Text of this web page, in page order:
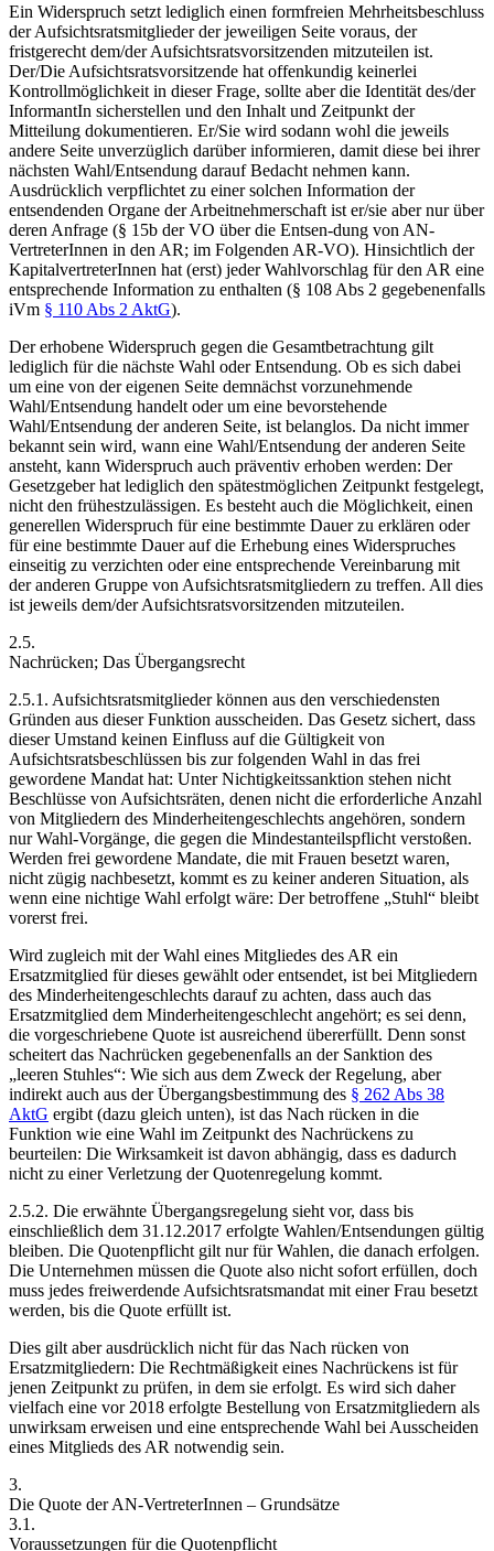
Ein Widerspruch setzt lediglich einen formfreien Mehrheitsbeschluss
der Aufsichtsratsmitglieder der jeweiligen Seite voraus, der
fristgerecht dem/der Aufsichtsratsvorsitzenden mitzuteilen ist.
Der/Die Aufsichtsratsvorsitzende hat offenkundig keinerlei
Kontrollmöglichkeit in dieser Frage, sollte aber die Identität des/der
InformantIn sicherstellen und den Inhalt und Zeitpunkt der
Mitteilung dokumentieren. Er/Sie wird sodann wohl die jeweils
andere Seite unverzüglich darüber informieren, damit diese bei ihrer
nächsten Wahl/Entsendung darauf Bedacht nehmen kann.
Ausdrücklich verpflichtet zu einer solchen Information der
entsendenden Organe der Arbeitnehmerschaft ist er/sie aber nur über
deren Anfrage (§ 15b der VO über die Entsen-dung von AN-
VertreterInnen in den AR; im Folgenden AR-VO). Hinsichtlich der
KapitalvertreterInnen hat (erst) jeder Wahlvorschlag für den AR eine
entsprechende Information zu enthalten (§ 108 Abs 2 gegebenenfalls
iVm § 110 Abs 2 AktG).
Der erhobene Widerspruch gegen die Gesamtbetrachtung gilt
lediglich für die nächste Wahl oder Entsendung. Ob es sich dabei
um eine von der eigenen Seite demnächst vorzunehmende
Wahl/Entsendung handelt oder um eine bevorstehende
Wahl/Entsendung der anderen Seite, ist belanglos. Da nicht immer
bekannt sein wird, wann eine Wahl/Entsendung der anderen Seite
ansteht, kann Widerspruch auch präventiv erhoben werden: Der
Gesetzgeber hat lediglich den spätestmöglichen Zeitpunkt festgelegt,
nicht den frühestzulässigen. Es besteht auch die Möglichkeit, einen
generellen Widerspruch für eine bestimmte Dauer zu erklären oder
für eine bestimmte Dauer auf die Erhebung eines Widerspruches
einseitig zu verzichten oder eine entsprechende Vereinbarung mit
der anderen Gruppe von Aufsichtsratsmitgliedern zu treffen. All dies
ist jeweils dem/der Aufsichtsratsvorsitzenden mitzuteilen.
2.5.
Nachrücken; Das Übergangsrecht
2.5.1. Aufsichtsratsmitglieder können aus den verschiedensten
Gründen aus dieser Funktion ausscheiden. Das Gesetz sichert, dass
dieser Umstand keinen Einfluss auf die Gültigkeit von
Aufsichtsratsbeschlüssen bis zur folgenden Wahl in das frei
gewordene Mandat hat: Unter Nichtigkeitssanktion stehen nicht
Beschlüsse von Aufsichtsräten, denen nicht die erforderliche Anzahl
von Mitgliedern des Minderheitengeschlechts angehören, sondern
nur Wahl-Vorgänge, die gegen die Mindestanteilspflicht verstoßen.
Werden frei gewordene Mandate, die mit Frauen besetzt waren,
nicht zügig nachbesetzt, kommt es zu keiner anderen Situation, als
wenn eine nichtige Wahl erfolgt wäre: Der betroffene „Stuhl“ bleibt
vorerst frei.
Wird zugleich mit der Wahl eines Mitgliedes des AR ein
Ersatzmitglied für dieses gewählt oder entsendet, ist bei Mitgliedern
des Minderheitengeschlechts darauf zu achten, dass auch das
Ersatzmitglied dem Minderheitengeschlecht angehört; es sei denn,
die vorgeschriebene Quote ist ausreichend übererfüllt. Denn sonst
scheitert das Nachrücken gegebenenfalls an der Sanktion des
„leeren Stuhles“: Wie sich aus dem Zweck der Regelung, aber
indirekt auch aus der Übergangsbestimmung des § 262 Abs 38
AktG ergibt (dazu gleich unten), ist das Nach rücken in die
Funktion wie eine Wahl im Zeitpunkt des Nachrückens zu
beurteilen: Die Wirksamkeit ist davon abhängig, dass es dadurch
nicht zu einer Verletzung der Quotenregelung kommt.
2.5.2. Die erwähnte Übergangsregelung sieht vor, dass bis
einschließlich dem 31.12.2017 erfolgte Wahlen/Entsendungen gültig
bleiben. Die Quotenpflicht gilt nur für Wahlen, die danach erfolgen.
Die Unternehmen müssen die Quote also nicht sofort erfüllen, doch
muss jedes freiwerdende Aufsichtsratsmandat mit einer Frau besetzt
werden, bis die Quote erfüllt ist.
Dies gilt aber ausdrücklich nicht für das Nach rücken von
Ersatzmitgliedern: Die Rechtmäßigkeit eines Nachrückens ist für
jenen Zeitpunkt zu prüfen, in dem sie erfolgt. Es wird sich daher
vielfach eine vor 2018 erfolgte Bestellung von Ersatzmitgliedern als
unwirksam erweisen und eine entsprechende Wahl bei Ausscheiden
eines Mitglieds des AR notwendig sein.
3.
Die Quote der AN-VertreterInnen – Grundsätze
3.1.
Voraussetzungen für die Quotenpflicht